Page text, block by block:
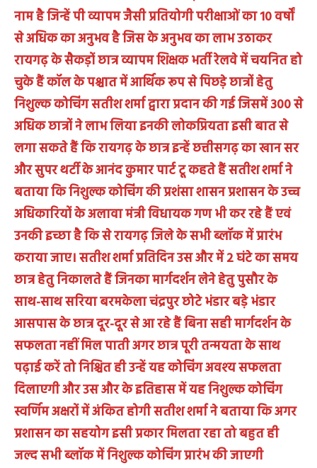
नाम है जिन्हें पी व्यापम जैसी प्रतियोगी परीक्षाओं का 10 वर्षों
से अधिक का अनुभव है जिस के अनुभव का लाभ उठाकर
रायगढ़ के सैकड़ों छात्र व्यापम शिक्षक भर्ती रेलवे में चयनित हो
चुके हैं कॉल के पश्चात में आर्थिक रूप से पिछड़े छात्रों हेतु
निशुल्क कोचिंग सतीश शर्मा द्वारा प्रदान की गई जिसमें 300 से
अधिक छात्रों ने लाभ लिया इनकी लोकप्रियता इसी बात से
लगा सकते हैं कि रायगढ़ के छात्र इन्हें छत्तीसगढ़ का खान सर
और सुपर थर्टी के आनंद कुमार पार्ट टू कहते हैं सतीश शर्मा ने
बताया कि निशुल्क कोचिंग की प्रशंसा शासन प्रशासन के उच्च
अधिकारियों के अलावा मंत्री विधायक गण भी कर रहे हैं एवं
उनकी इच्छा है कि से रायगढ़ जिले के सभी ब्लॉक में प्रारंभ
कराया जाए। सतीश शर्मा प्रतिदिन उस और में 2 घंटे का समय
छात्र हेतु निकालते हैं जिनका मार्गदर्शन लेने हेतु पुसौर के
साथ-साथ सरिया बरमकेला चंद्रपुर छोटे भंडार बड़े भंडार
आसपास के छात्र दूर-दूर से आ रहे हैं बिना सही मार्गदर्शन के
सफलता नहीं मिल पाती अगर छात्र पूरी तन्मयता के साथ
पढ़ाई करें तो निश्चित ही उन्हें यह कोचिंग अवश्य सफलता
दिलाएगी और उस और के इतिहास में यह निशुल्क कोचिंग
स्वर्णिम अक्षरों में अंकित होगी सतीश शर्मा ने बताया कि अगर
प्रशासन का सहयोग इसी प्रकार मिलता रहा तो बहुत ही
जल्द सभी ब्लॉक में निशुल्क कोचिंग प्रारंभ की जाएगी